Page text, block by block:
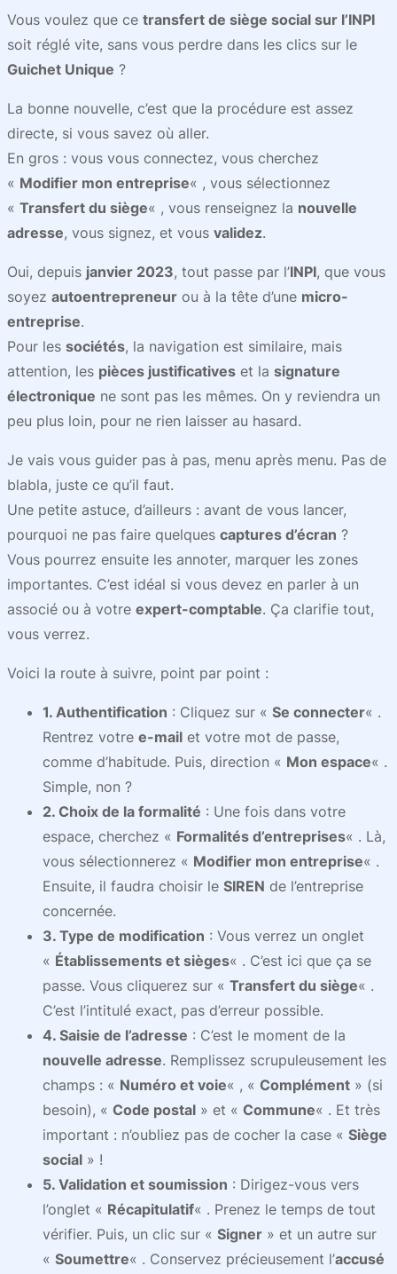
Vous voulez que ce transfert de siège social sur l’INPI
soit réglé vite, sans vous perdre dans les clics sur le
Guichet Unique ?
La bonne nouvelle, c’est que la procédure est assez
directe, si vous savez où aller.
En gros : vous vous connectez, vous cherchez
« Modifier mon entreprise« , vous sélectionnez
« Transfert du siège« , vous renseignez la nouvelle
adresse, vous signez, et vous validez.
Oui, depuis janvier 2023, tout passe par l’INPI, que vous
soyez autoentrepreneur ou à la tête d’une micro-
entreprise.
Pour les sociétés, la navigation est similaire, mais
attention, les pièces justificatives et la signature
électronique ne sont pas les mêmes. On y reviendra un
peu plus loin, pour ne rien laisser au hasard.
Je vais vous guider pas à pas, menu après menu. Pas de
blabla, juste ce qu’il faut.
Une petite astuce, d’ailleurs : avant de vous lancer,
pourquoi ne pas faire quelques captures d’écran ?
Vous pourrez ensuite les annoter, marquer les zones
importantes. C’est idéal si vous devez en parler à un
associé ou à votre expert-comptable. Ça clarifie tout,
vous verrez.
Voici la route à suivre, point par point :
1. Authentification : Cliquez sur « Se connecter« .
Rentrez votre e-mail et votre mot de passe,
comme d’habitude. Puis, direction « Mon espace« .
Simple, non ?
2. Choix de la formalité : Une fois dans votre
espace, cherchez « Formalités d’entreprises« . Là,
vous sélectionnerez « Modifier mon entreprise« .
Ensuite, il faudra choisir le SIREN de l’entreprise
concernée.
3. Type de modification : Vous verrez un onglet
« Établissements et sièges« . C’est ici que ça se
passe. Vous cliquerez sur « Transfert du siège« .
C’est l’intitulé exact, pas d’erreur possible.
4. Saisie de l’adresse : C’est le moment de la
nouvelle adresse. Remplissez scrupuleusement les
champs : « Numéro et voie« , « Complément » (si
besoin), « Code postal » et « Commune« . Et très
important : n’oubliez pas de cocher la case « Siège
social » !
5. Validation et soumission : Dirigez-vous vers
l’onglet « Récapitulatif« . Prenez le temps de tout
vérifier. Puis, un clic sur « Signer » et un autre sur
« Soumettre« . Conservez précieusement l’accusé